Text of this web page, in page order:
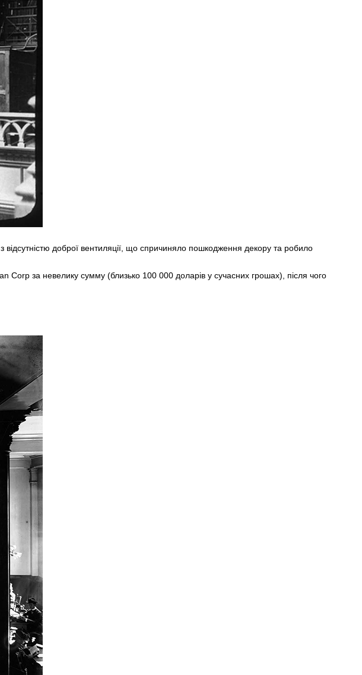
доброї вентиляції, що спричиняло пошкодження декору та робило
Corp за невелику сумму (близько 100 000 доларів у сучасних грошах), після чого